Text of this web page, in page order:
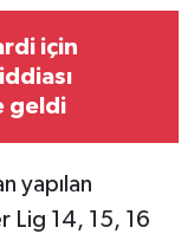
için
geldi
yapılan
Lig 14, 15, 16